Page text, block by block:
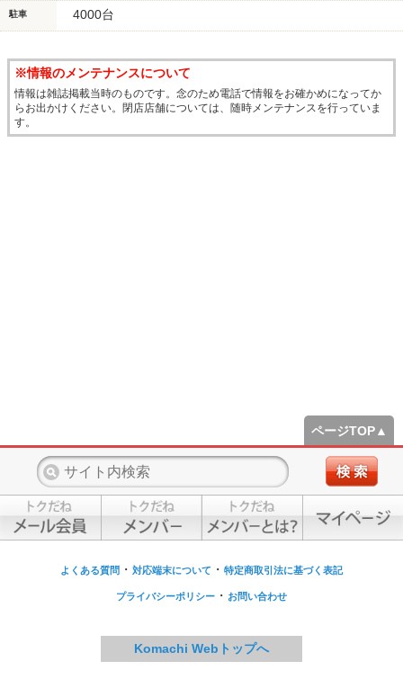
駐車 4000台
※情報のメンテナンスについて
情報は雑誌掲載当時のものです。念のため電話で情報をお確かめになってか
らお出かけください。閉店店舗については、随時メンテナンスを行っていま
す。
ページTOP▲
よくある質問 ・ 対応端末について ・ 特定商取引法に基づく表記
プライバシーポリシー ・ お問い合わせ
Komachi Webトップへ